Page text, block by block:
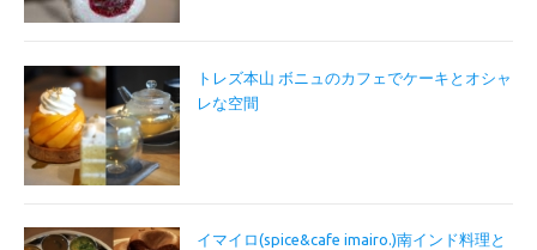
トレズ本山 ボニュのカフェでケーキとオシャ
レな空間
イマイロ(spice&cafe imairo.)南インド料理と